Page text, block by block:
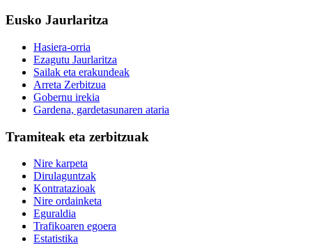
Eusko Jaurlaritza
Hasiera-orria
Ezagutu Jaurlaritza
Sailak eta erakundeak
Arreta Zerbitzua
Gobernu irekia
Gardena, gardetasunaren ataria
Tramiteak eta zerbitzuak
Nire karpeta
Dirulaguntzak
Kontratazioak
Nire ordainketa
Eguraldia
Trafikoaren egoera
Estatistika